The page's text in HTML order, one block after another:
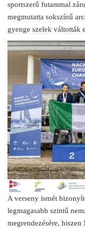
sportszerű futammal
megmutatta sokszínű
gyenge szelek váltották
A verseny ismét
legmagasabb szintű
megrendezésére,